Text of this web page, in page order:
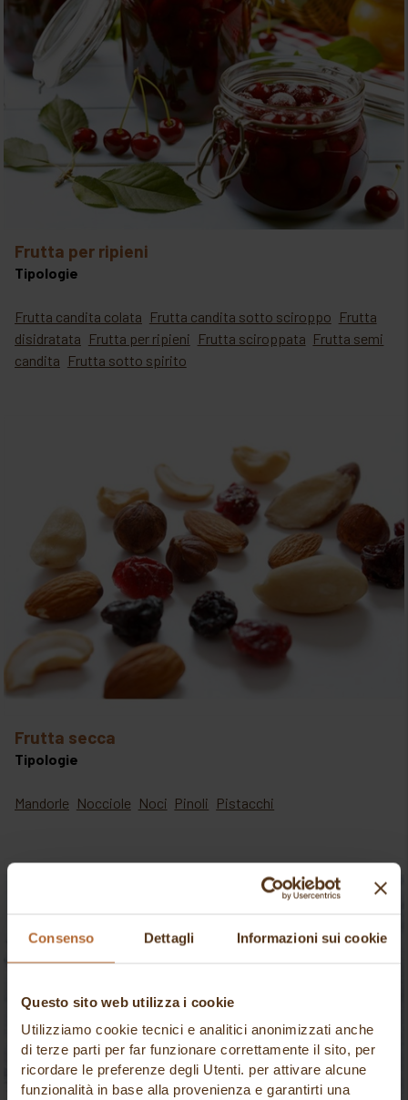
Consenso Dettagli Informazioni sui cookie
Questo sito web utilizza i cookie
Utilizziamo cookie tecnici e analitici anonimizzati anche
di terze parti per far funzionare correttamente il sito, per
ricordare le preferenze degli Utenti. per attivare alcune
funzionalità in base alla provenienza e garantirti una
frutta per ripieni
Tipologie
Frutta candita colata Frutta candita sotto sciroppo Frutta
disidratata Frutta per ripieni Frutta sciroppata Frutta semi
candita Frutta sotto spirito
frutta secca
Tipologie
Mandorle Nocciole Noci Pinoli Pistacchi